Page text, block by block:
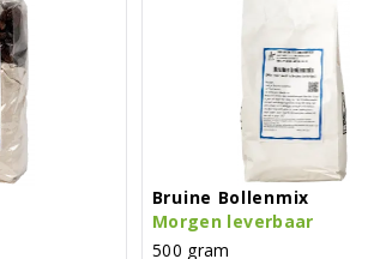
Bruine Bollenmix
Morgen leverbaar
500 gram